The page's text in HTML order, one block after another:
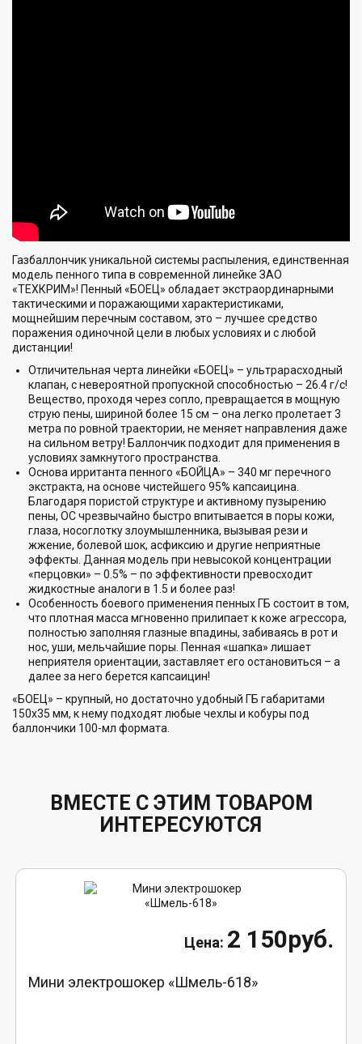
Газбаллончик уникальной системы распыления, единственная
модель пенного типа в современной линейке ЗАО
«ТЕХКРИМ»! Пенный «БОЕЦ» обладает экстраординарными
тактическими и поражающими характеристиками,
мощнейшим перечным составом, это – лучшее средство
поражения одиночной цели в любых условиях и с любой
дистанции!
Отличительная черта линейки «БОЕЦ» – ультрарасходный
клапан, с невероятной пропускной способностью – 26.4 г/с!
Вещество, проходя через сопло, превращается в мощную
струю пены, шириной более 15 см – она легко пролетает 3
метра по ровной траектории, не меняет направления даже
на сильном ветру! Баллончик подходит для применения в
условиях замкнутого пространства.
Основа ирританта пенного «БОЙЦА» – 340 мг перечного
экстракта, на основе чистейшего 95% капсаицина.
Благодаря пористой структуре и активному пузырению
пены, ОС чрезвычайно быстро впитывается в поры кожи,
глаза, носоглотку злоумышленника, вызывая рези и
жжение, болевой шок, асфиксию и другие неприятные
эффекты. Данная модель при невысокой концентрации
«перцовки» – 0.5% – по эффективности превосходит
жидкостные аналоги в 1.5 и более раз!
Особенность боевого применения пенных ГБ состоит в том,
что плотная масса мгновенно прилипает к коже агрессора,
полностью заполняя глазные впадины, забиваясь в рот и
нос, уши, мельчайшие поры. Пенная «шапка» лишает
неприятеля ориентации, заставляет его остановиться – а
далее за него берется капсаицин!
«БОЕЦ» – крупный, но достаточно удобный ГБ габаритами
150х35 мм, к нему подходят любые чехлы и кобуры под
баллончики 100-мл формата.
ВМЕСТЕ С ЭТИМ ТОВАРОМ
ИНТЕРЕСУЮТСЯ
2 150руб.
Мини электрошокер «Шмель-618»